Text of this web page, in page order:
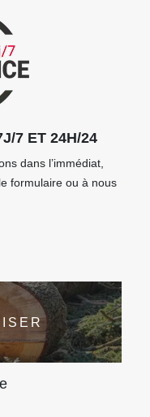
7 ET 24H/24
dans l’immédiat,
formulaire ou à nous